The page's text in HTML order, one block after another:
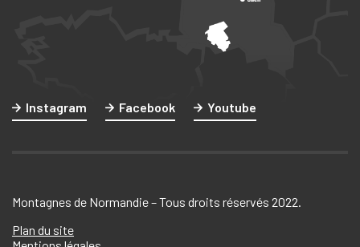
Instagram Facebook Youtube
Montagnes de Normandie – Tous droits réservés 2022.
Plan du site